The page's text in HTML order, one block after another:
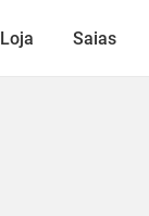
Loja Saias